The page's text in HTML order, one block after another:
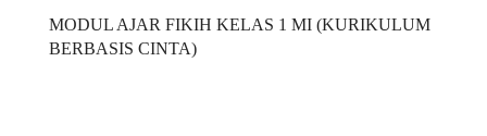
MODUL AJAR FIKIH KELAS 1 MI (KURIKULUM
BERBASIS CINTA)